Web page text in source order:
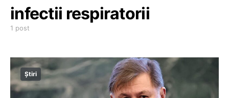
infectii respiratorii
1 post
Știri